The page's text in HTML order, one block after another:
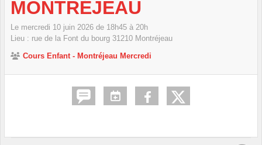
MONTRÉJEAU
Le mercredi 10 juin 2026 de 18h45 à 20h
Lieu : rue de la Font du bourg 31210 Montréjeau
Cours Enfant - Montréjeau Mercredi